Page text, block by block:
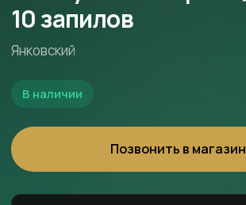
10 запилов
Янковский
В наличии
Позвонить в магазин